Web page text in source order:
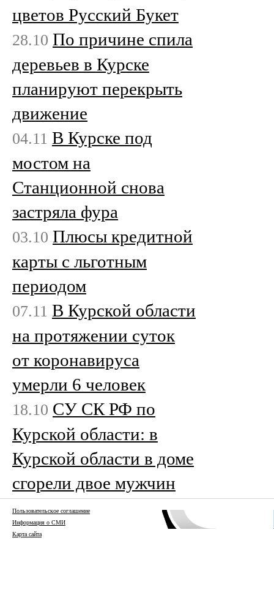
цветов Русский Букет
28.10 По причине спила
деревьев в Курске
планируют перекрыть
движение
04.11 В Курске под
мостом на
Станционной снова
застряла фура
03.10 Плюсы кредитной
карты с льготным
периодом
07.11 В Курской области
на протяжении суток
от коронавируса
умерли 6 человек
18.10 СУ СК РФ по
Курской области: в
Курской области в доме
сгорели двое мужчин
Пользовательское соглашение
Информация о СМИ
Карта сайта